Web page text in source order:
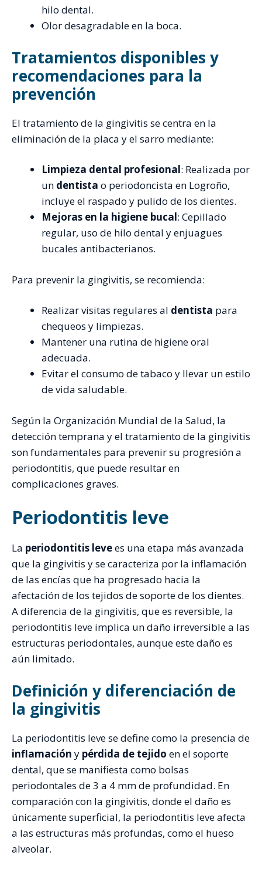
hilo dental.
Olor desagradable en la boca.
Tratamientos disponibles y
recomendaciones para la
prevención
El tratamiento de la gingivitis se centra en la
eliminación de la placa y el sarro mediante:
Limpieza dental profesional: Realizada por
un dentista o periodoncista en Logroño,
incluye el raspado y pulido de los dientes.
Mejoras en la higiene bucal: Cepillado
regular, uso de hilo dental y enjuagues
bucales antibacterianos.
Para prevenir la gingivitis, se recomienda:
Realizar visitas regulares al dentista para
chequeos y limpiezas.
Mantener una rutina de higiene oral
adecuada.
Evitar el consumo de tabaco y llevar un estilo
de vida saludable.
Según la Organización Mundial de la Salud, la
detección temprana y el tratamiento de la gingivitis
son fundamentales para prevenir su progresión a
periodontitis, que puede resultar en
complicaciones graves.
Periodontitis leve
La periodontitis levees una etapa más avanzada
que la gingivitis y se caracteriza por la inflamación
de las encías que ha progresado hacia la
afectación de los tejidos de soporte de los dientes.
A diferencia de la gingivitis, que es reversible, la
periodontitis leve implica un daño irreversible a las
estructuras periodontales, aunque este daño es
aún limitado.
Definición y diferenciación de
la gingivitis
La periodontitis leve se define como la presencia de
inflamación y pérdida de tejido en el soporte
dental, que se manifiesta como bolsas
periodontales de 3 a 4 mm de profundidad. En
comparación con la gingivitis, donde el daño es
únicamente superficial, la periodontitis leve afecta
a las estructuras más profundas, como el hueso
alveolar.